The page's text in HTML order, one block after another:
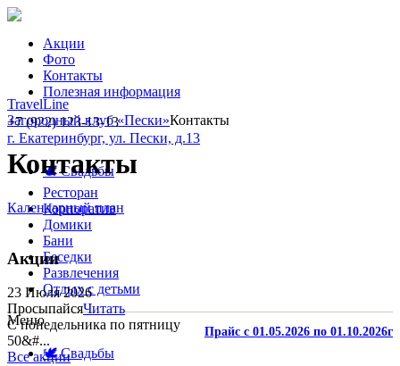
Акции
Фото
Контакты
Полезная информация
+7 (922) 123-13-13
г. Екатеринбург, ул. Пески, д.13
🕊️ Свадьбы
Ресторан
Корпоратив
Домики
Бани
Беседки
Развлечения
Отдых с детьми
Прайс с 01.05.2026 по 01.10.2026г
Меню
🕊️ Свадьбы
TravelLine
Загородный клуб «Пески»Контакты
Контакты
Календарный план
Акции
23 Июля 2026
ПросыпайсяЧитать
С понедельника по пятницу
50&#...
Все акции